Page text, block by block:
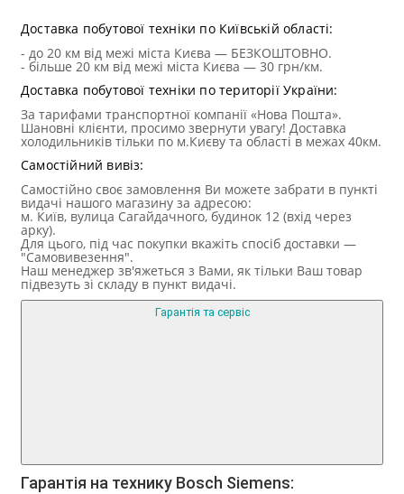
Доставка побутової техніки по Київській області:
- до 20 км від межі міста Києва — БЕЗКОШТОВНО.
- більше 20 км від межі міста Києва — 30 грн/км.
Доставка побутової техніки по території України:
За тарифами транспортної компанії «Нова Пошта».
Шановні клієнти, просимо звернути увагу! Доставка
холодильників тільки по м.Києву та області в межах 40км.
Самостійний вивіз:
Самостійно своє замовлення Ви можете забрати в пункті
видачі нашого магазину за адресою:
м. Київ, вулица Сагайдачного, будинок 12 (вхід через
арку).
Для цього, під час покупки вкажіть спосіб доставки —
"Самовивезення".
Наш менеджер зв'яжеться з Вами, як тільки Ваш товар
підвезуть зі складу в пункт видачі.
Гарантія та сервіс
Гарантія на технику Bosch Siemens: